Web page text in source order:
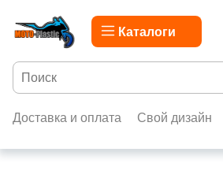
Каталоги
Доставка и оплата Свой дизайн